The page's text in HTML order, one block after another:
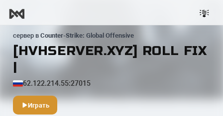
сервер в Counter-Strike: Global Offensive
[HVHSERVER.XYZ] ROLL FIX
|
62.122.214.55:27015
Играть